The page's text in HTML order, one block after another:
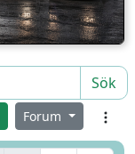
Sök
Forum